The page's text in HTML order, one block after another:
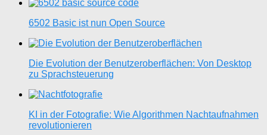
6502 Basic ist nun Open Source
Die Evolution der Benutzeroberflächen: Von Desktop
zu Sprachsteuerung
KI in der Fotografie: Wie Algorithmen Nachtaufnahmen
revolutionieren